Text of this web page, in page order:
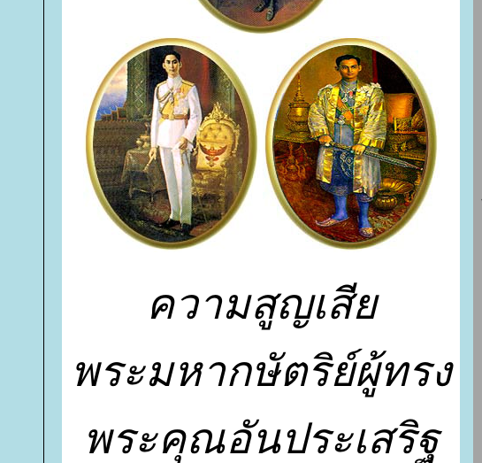
ความสูญเสี
พระมหากษัตริย์ผู้ทรง
พระคุณอันประเสริฐ